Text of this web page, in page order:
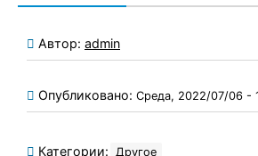
Автор: admin
Опубликовано: Среда, 2022/07/06 -
Категории: Другое